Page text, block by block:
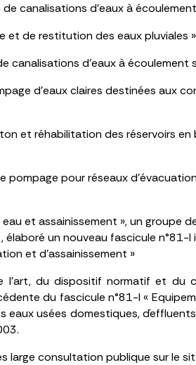
canalisations d’eaux à
et de restitution des eaux pluviales
d’eaux à écoulement
d’eaux claires destinées aux
et réhabilitation des réservoirs en
pompage pour réseaux
et assainissement », un groupe
élaboré un nouveau fascicule n°81-I
et d’assainissement »
l’art, du dispositif normatif et du
du fascicule n°81-I «
usées domestiques,
large consultation publique sur le